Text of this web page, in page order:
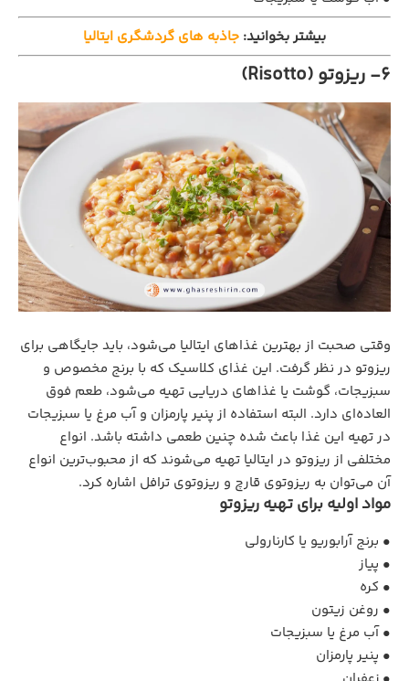
بیشتر بخوانید: جاذبه های گردشگری ایتالیا
6- ریزوتو (Risotto)
وقتی صحبت از بهترین غذاهای ایتالیا می‌شود، باید جایگاهی برای
ریزوتو در نظر گرفت. این غذای کلاسیک که با برنج مخصوص و
سبزیجات، گوشت یا غذاهای دریایی تهیه می‌شود، طعم فوق
العاده‌ای دارد. البته استفاده از پنیر پارمزان و آب مرغ یا سبزیجات
در تهیه این غذا باعث شده چنین طعمی داشته باشد. انواع
مختلفی از ریزوتو در ایتالیا تهیه می‌شوند که از محبوب‌ترین انواع
آن می‌توان به ریزوتوی قارچ و ریزوتوی ترافل اشاره کرد.
مواد اولیه برای تهیه ریزوتو
• برنج آرابوریو یا کارنارولی
• پیاز
• کره
• روغن زیتون
• آب مرغ یا سبزیجات
• پنیر پارمزان